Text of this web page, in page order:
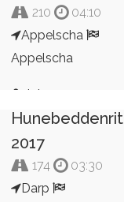
210
04:10
Appelscha
Appelscha
Johannes
Hunebeddenrit
2017
174
03:30
Darp